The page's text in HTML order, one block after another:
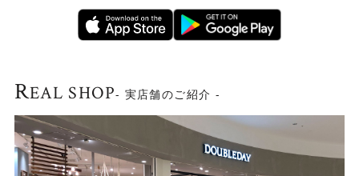
REAL SHOP- 実店舗のご紹介 -